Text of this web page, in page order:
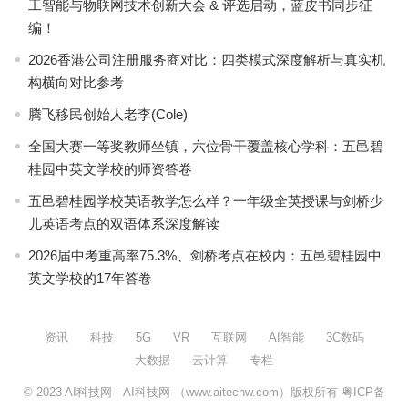
工智能与物联网技术创新大会 & 评选启动，蓝皮书同步征
编！
2026香港公司注册服务商对比：四类模式深度解析与真实机
构横向对比参考
腾飞移民创始人老李(Cole)
全国大赛一等奖教师坐镇，六位骨干覆盖核心学科：五邑碧
桂园中英文学校的师资答卷
五邑碧桂园学校英语教学怎么样？一年级全英授课与剑桥少
儿英语考点的双语体系深度解读
2026届中考重高率75.3%、剑桥考点在校内：五邑碧桂园中
英文学校的17年答卷
资讯 科技 5G VR 互联网 AI智能
3C数码
大数据
云计算 专栏
© 2023 AI科技网 - AI科技网 （www.aitechw.com）版权所有粤ICP备